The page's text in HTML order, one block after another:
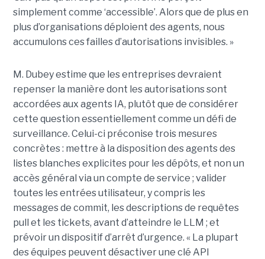
simplement comme ‘accessible’. Alors que de plus en
plus d’organisations déploient des agents, nous
accumulons ces failles d’autorisations invisibles. »
M. Dubey estime que les entreprises devraient
repenser la manière dont les autorisations sont
accordées aux agents IA, plutôt que de considérer
cette question essentiellement comme un défi de
surveillance. Celui-ci préconise trois mesures
concrètes : mettre à la disposition des agents des
listes blanches explicites pour les dépôts, et non un
accès général via un compte de service ; valider
toutes les entrées utilisateur, y compris les
messages de commit, les descriptions de requêtes
pull et les tickets, avant d’atteindre le LLM ; et
prévoir un dispositif d’arrêt d’urgence. « La plupart
des équipes peuvent désactiver une clé API